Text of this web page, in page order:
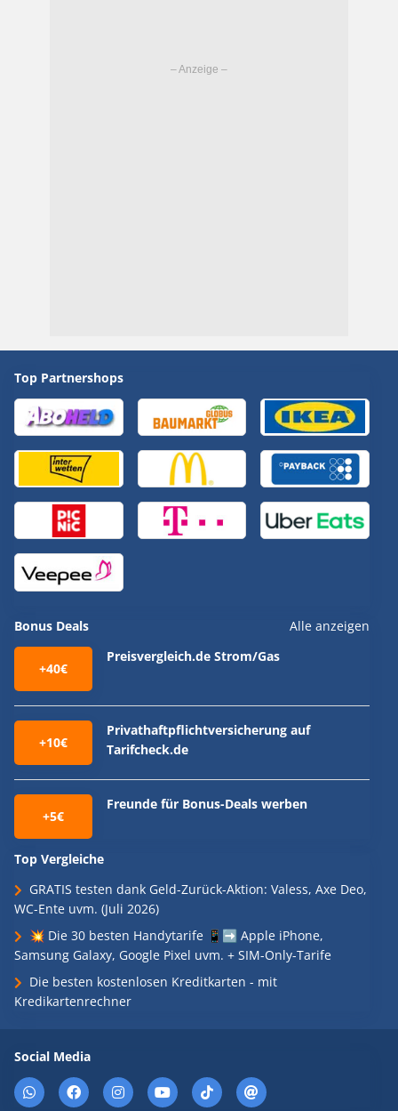
Top Partnershops
Bonus Deals Alle anzeigen
+40€
Preisvergleich.de Strom/Gas
+10€
Privathaftpflichtversicherung auf
Tarifcheck.de
+5€
Freunde für Bonus-Deals werben
Top Vergleiche
GRATIS testen dank Geld-Zurück-Aktion: Valess, Axe Deo,
WC-Ente uvm. (Juli 2026)
💥 Die 30 besten Handytarife 📱➡️ Apple iPhone,
Samsung Galaxy, Google Pixel uvm. + SIM-Only-Tarife
Die besten kostenlosen Kreditkarten - mit
Kredikartenrechner
Social Media